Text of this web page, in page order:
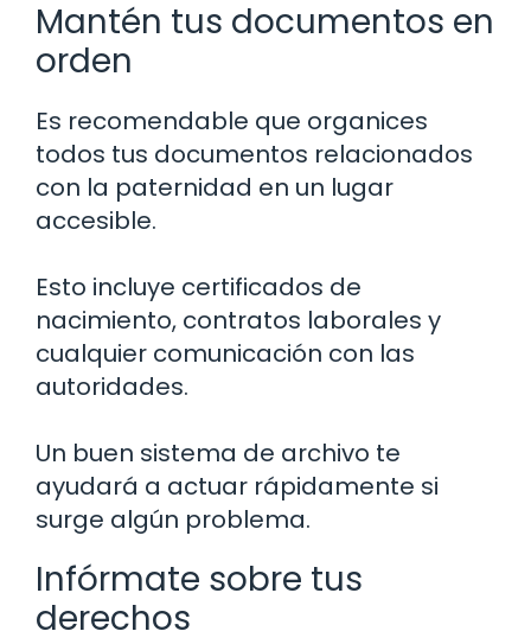
Mantén tus documentos en
orden
Es recomendable que organices
todos tus documentos relacionados
con la paternidad en un lugar
accesible.
Esto incluye certificados de
nacimiento, contratos laborales y
cualquier comunicación con las
autoridades.
Un buen sistema de archivo te
ayudará a actuar rápidamente si
surge algún problema.
Infórmate sobre tus
derechos